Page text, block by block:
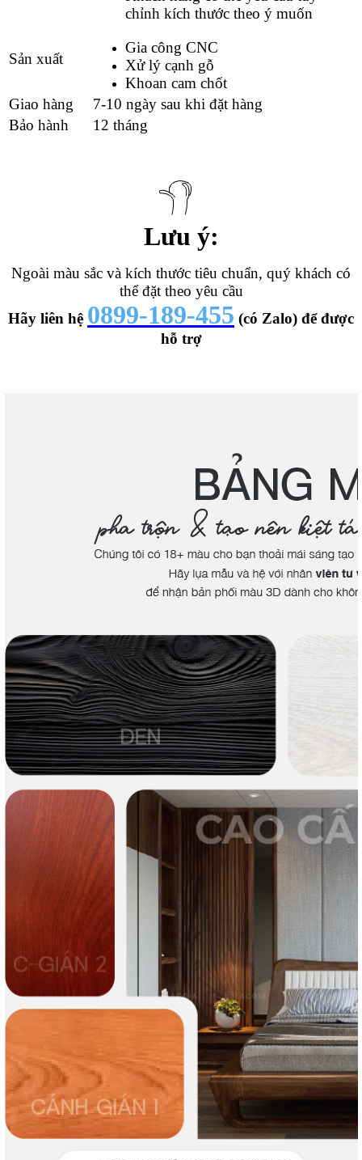
chỉnh kích thước theo ý muốn
Sản xuất
Gia công CNC
Xử lý cạnh gỗ
Khoan cam chốt
Giao hàng
7-10 ngày sau khi đặt hàng
Bảo hành
12 tháng
Lưu ý:
Ngoài màu sắc và kích thước tiêu chuẩn, quý khách có
thể đặt theo yêu cầu
Hãy liên hệ 0899-189-455 (có Zalo) để được
hỗ trợ